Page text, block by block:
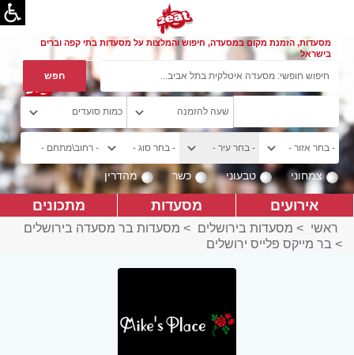
מסעדות, הזמנת מקום במסעדה, חיפוש והמלצות על מסעדות בתי קפה וברים
בישראל
צמחוני טבעוני כשר מהדרין
אירועים מסעדות מתכונים
ראשי > מסעדות בירושלים > מסעדות בר מסעדה בירושלים
> בר מייקס פלייס ירושלים